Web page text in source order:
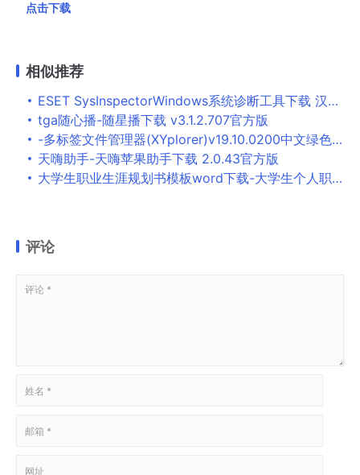
点击下载
相似推荐
ESET SysInspectorWindows系统诊断工具下载 汉化绿色免费版 1.1.1.0 Final- ESET的一个类似于HiJa
tga随心播-随星播下载 v3.1.2.707官方版
-多标签文件管理器(XYplorer)v19.10.0200中文绿色专业注册版
天嗨助手-天嗨苹果助手下载 2.0.43官方版
大学生职业生涯规划书模板word下载-大学生个人职业生涯规划书范文免费版
评论